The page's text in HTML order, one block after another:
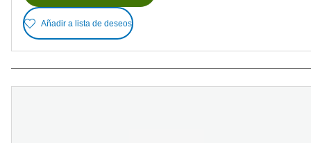
Añadir a lista de deseos